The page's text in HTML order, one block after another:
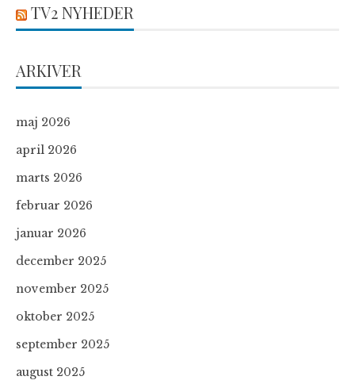
TV2 NYHEDER
ARKIVER
maj 2026
april 2026
marts 2026
februar 2026
januar 2026
december 2025
november 2025
oktober 2025
september 2025
august 2025